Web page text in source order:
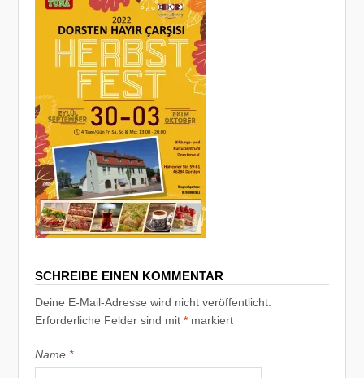
SCHREIBE EINEN KOMMENTAR
Deine E-Mail-Adresse wird nicht veröffentlicht.
Erforderliche Felder sind mit* markiert
Name *